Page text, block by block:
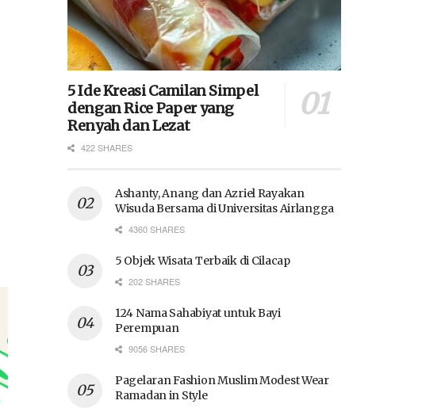
5 Ide Kreasi Camilan Simpel
dengan Rice Paper yang
Renyah dan Lezat
422 SHARES
Ashanty, Anang dan Azriel Rayakan
Wisuda Bersama di Universitas Airlangga
4360 SHARES
5 Objek Wisata Terbaik di Cilacap
202 SHARES
124 Nama Sahabiyat untuk Bayi
Perempuan
9056 SHARES
Pagelaran Fashion Muslim Modest Wear
Ramadan in Style